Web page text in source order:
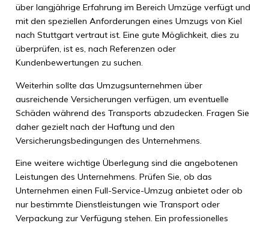
über langjährige Erfahrung im Bereich Umzüge verfügt und
mit den speziellen Anforderungen eines Umzugs von Kiel
nach Stuttgart vertraut ist. Eine gute Möglichkeit, dies zu
überprüfen, ist es, nach Referenzen oder
Kundenbewertungen zu suchen.
Weiterhin sollte das Umzugsunternehmen über
ausreichende Versicherungen verfügen, um eventuelle
Schäden während des Transports abzudecken. Fragen Sie
daher gezielt nach der Haftung und den
Versicherungsbedingungen des Unternehmens.
Eine weitere wichtige Überlegung sind die angebotenen
Leistungen des Unternehmens. Prüfen Sie, ob das
Unternehmen einen Full-Service-Umzug anbietet oder ob
nur bestimmte Dienstleistungen wie Transport oder
Verpackung zur Verfügung stehen. Ein professionelles